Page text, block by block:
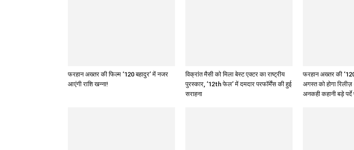
फरहान अख्तर की फिल्म ‘120 बहादुर’ में नजर
आएंगी राशि खन्ना!
विक्रांत मैसी को मिला बेस्ट एक्टर का राष्ट्रीय
पुरस्कार, ‘12th फेल’ में दमदार परफॉर्मेंस की हुई
सराहना
फरहान अख्तर की
अगस्त को होगा रिलीज़
अनकही कहानी बड़े पर्दे